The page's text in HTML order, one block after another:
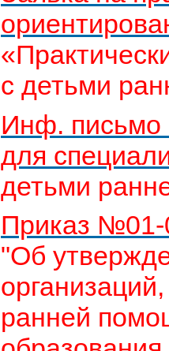
с детьми
Инф. письмо
для
детьми
Приказ №01-
"Об
ранней